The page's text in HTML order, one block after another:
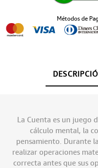
Métodos de
La Cuenta es un juego
cálculo mental, la
pensamiento. Durante
realizar operaciones
correcta antes que sus